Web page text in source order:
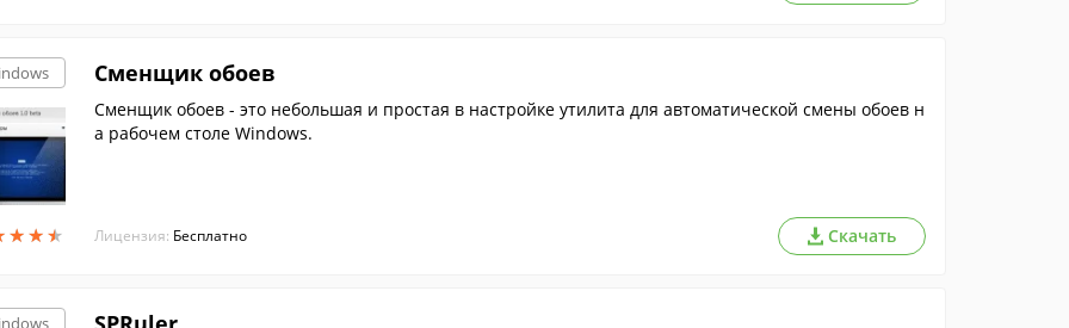
★★★
★★★
Сменщик обоев
Сменщик обоев - это небольшая и простая в настройке утилита для автоматической смены обоев н
а рабочем столе Windows.
Лицензия: Бесплатно Скачать